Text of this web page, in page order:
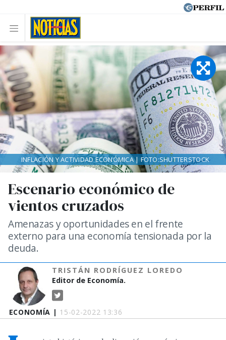
ECONOMÍA | 15-02-2022 13:36
Escenario económico de
vientos cruzados
Amenazas y oportunidades en el frente
externo para una economía tensionada por la
deuda.
TRISTÁN RODRÍGUEZ LOREDO
Editor de Economía.
INFLACIÓN Y ACTIVIDAD ECONÓMICA | FOTO:SHUTTERSTOCK